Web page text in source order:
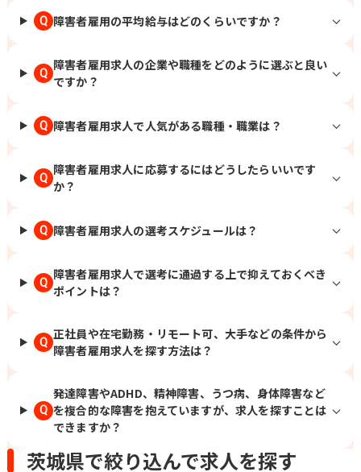
Q 障害者雇用の平均給与はどのくらいですか？
Q
障害者雇用求人の企業や職種をどのように選ぶと良い
ですか？
Q 障害者雇用求人で人気がある職種・職業は？
Q
障害者雇用求人に応募するにはどうしたらいいです
か？
Q 障害者雇用求人の選考スケジュールは？
Q
障害者雇用求人で選考に通過する上で抑えておくべき
ポイントは？
Q
正社員や在宅勤務・リモート可、大手などの条件から
障害者雇用求人を探す方法は？
Q
発達障害やADHD、精神障害、うつ病、身体障害など
を複合的な障害を抱えていますが、求人を探すことは
できますか？
茨城県で絞り込んで求人を探す